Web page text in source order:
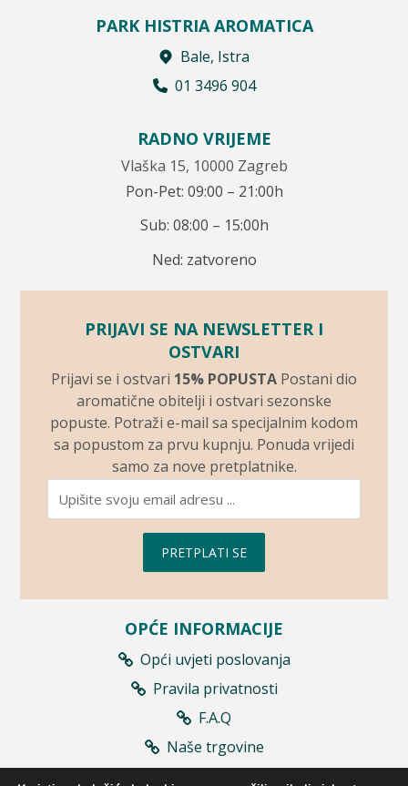
PARK HISTRIA AROMATICA
Bale, Istra
01 3496 904
RADNO VRIJEME
Vlaška 15, 10000 Zagreb
Pon-Pet: 09:00 – 21:00h
Sub: 08:00 – 15:00h
Ned: zatvoreno
PRIJAVI SE NA NEWSLETTER I
OSTVARI
Prijavi se i ostvari 15% POPUSTA Postani dio
aromatične obitelji i ostvari sezonske
popuste. Potraži e-mail sa specijalnim kodom
sa popustom za prvu kupnju. Ponuda vrijedi
samo za nove pretplatnike.
PRETPLATI SE
OPĆE INFORMACIJE
Opći uvjeti poslovanja
Pravila privatnosti
F.A.Q
Naše trgovine